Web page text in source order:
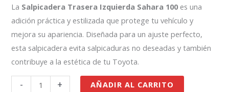
La Salpicadera Trasera Izquierda Sahara 100es una
adición práctica y estilizada que protege tu vehículo y
mejora su apariencia. Diseñada para un ajuste perfecto,
esta salpicadera evita salpicaduras no deseadas y también
contribuye a la estética de tu Toyota.
- + AÑADIR AL CARRITO